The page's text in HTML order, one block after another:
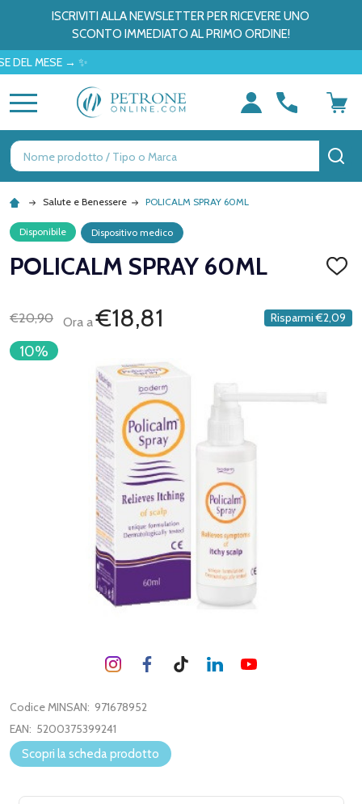
ISCRIVITI ALLA NEWSLETTER PER RICEVERE UNO
SCONTO IMMEDIATO AL PRIMO ORDINE!
→ ✨
Ricerca
Salute e Benessere POLICALM SPRAY 60ML
Disponibile Dispositivo medico
POLICALM SPRAY 60ML
DEI
€20,90 Ora a€18,81 Risparmi €2,09
10%
Codice MINSAN: 971678952
EAN: 5200375399241
Scopri la scheda prodotto